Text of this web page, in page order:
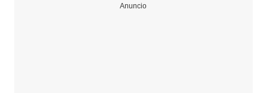
Anuncio